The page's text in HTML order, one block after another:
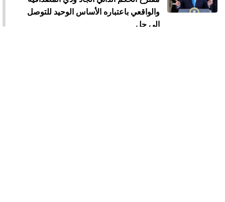
والواقعي باعتباره الأساس الوحيد للتوصل
إلى حل